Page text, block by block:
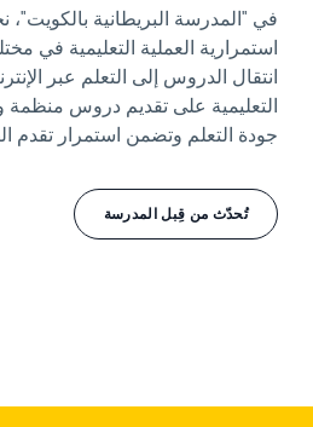
تُحدّث من قِبل المدرسة
في "المدرسة البريطانية
استمرارية العملية التعليمية في
انتقال الدروس إلى التعلم عبر
التعليمية على تقديم دروس منظمة
جودة التعلم وتضمن استمرار تقدم